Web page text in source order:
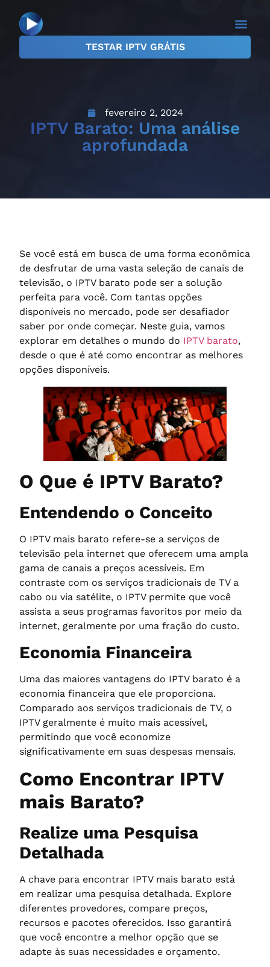
TESTAR IPTV GRÁTIS
fevereiro 2, 2024
IPTV Barato: Uma análise
aprofundada
Se você está em busca de uma forma econômica
de desfrutar de uma vasta seleção de canais de
televisão, o IPTV barato pode ser a solução
perfeita para você. Com tantas opções
disponíveis no mercado, pode ser desafiador
saber por onde começar. Neste guia, vamos
explorar em detalhes o mundo do IPTV barato,
desde o que é até como encontrar as melhores
opções disponíveis.
O Que é IPTV Barato?
Entendendo o Conceito
O IPTV mais barato refere-se a serviços de
televisão pela internet que oferecem uma ampla
gama de canais a preços acessíveis. Em
contraste com os serviços tradicionais de TV a
cabo ou via satélite, o IPTV permite que você
assista a seus programas favoritos por meio da
internet, geralmente por uma fração do custo.
Economia Financeira
Uma das maiores vantagens do IPTV barato é a
economia financeira que ele proporciona.
Comparado aos serviços tradicionais de TV, o
IPTV geralmente é muito mais acessível,
permitindo que você economize
significativamente em suas despesas mensais.
Como Encontrar IPTV
mais Barato?
Realize uma Pesquisa
Detalhada
A chave para encontrar IPTV mais barato está
em realizar uma pesquisa detalhada. Explore
diferentes provedores, compare preços,
recursos e pacotes oferecidos. Isso garantirá
que você encontre a melhor opção que se
adapte às suas necessidades e orçamento.